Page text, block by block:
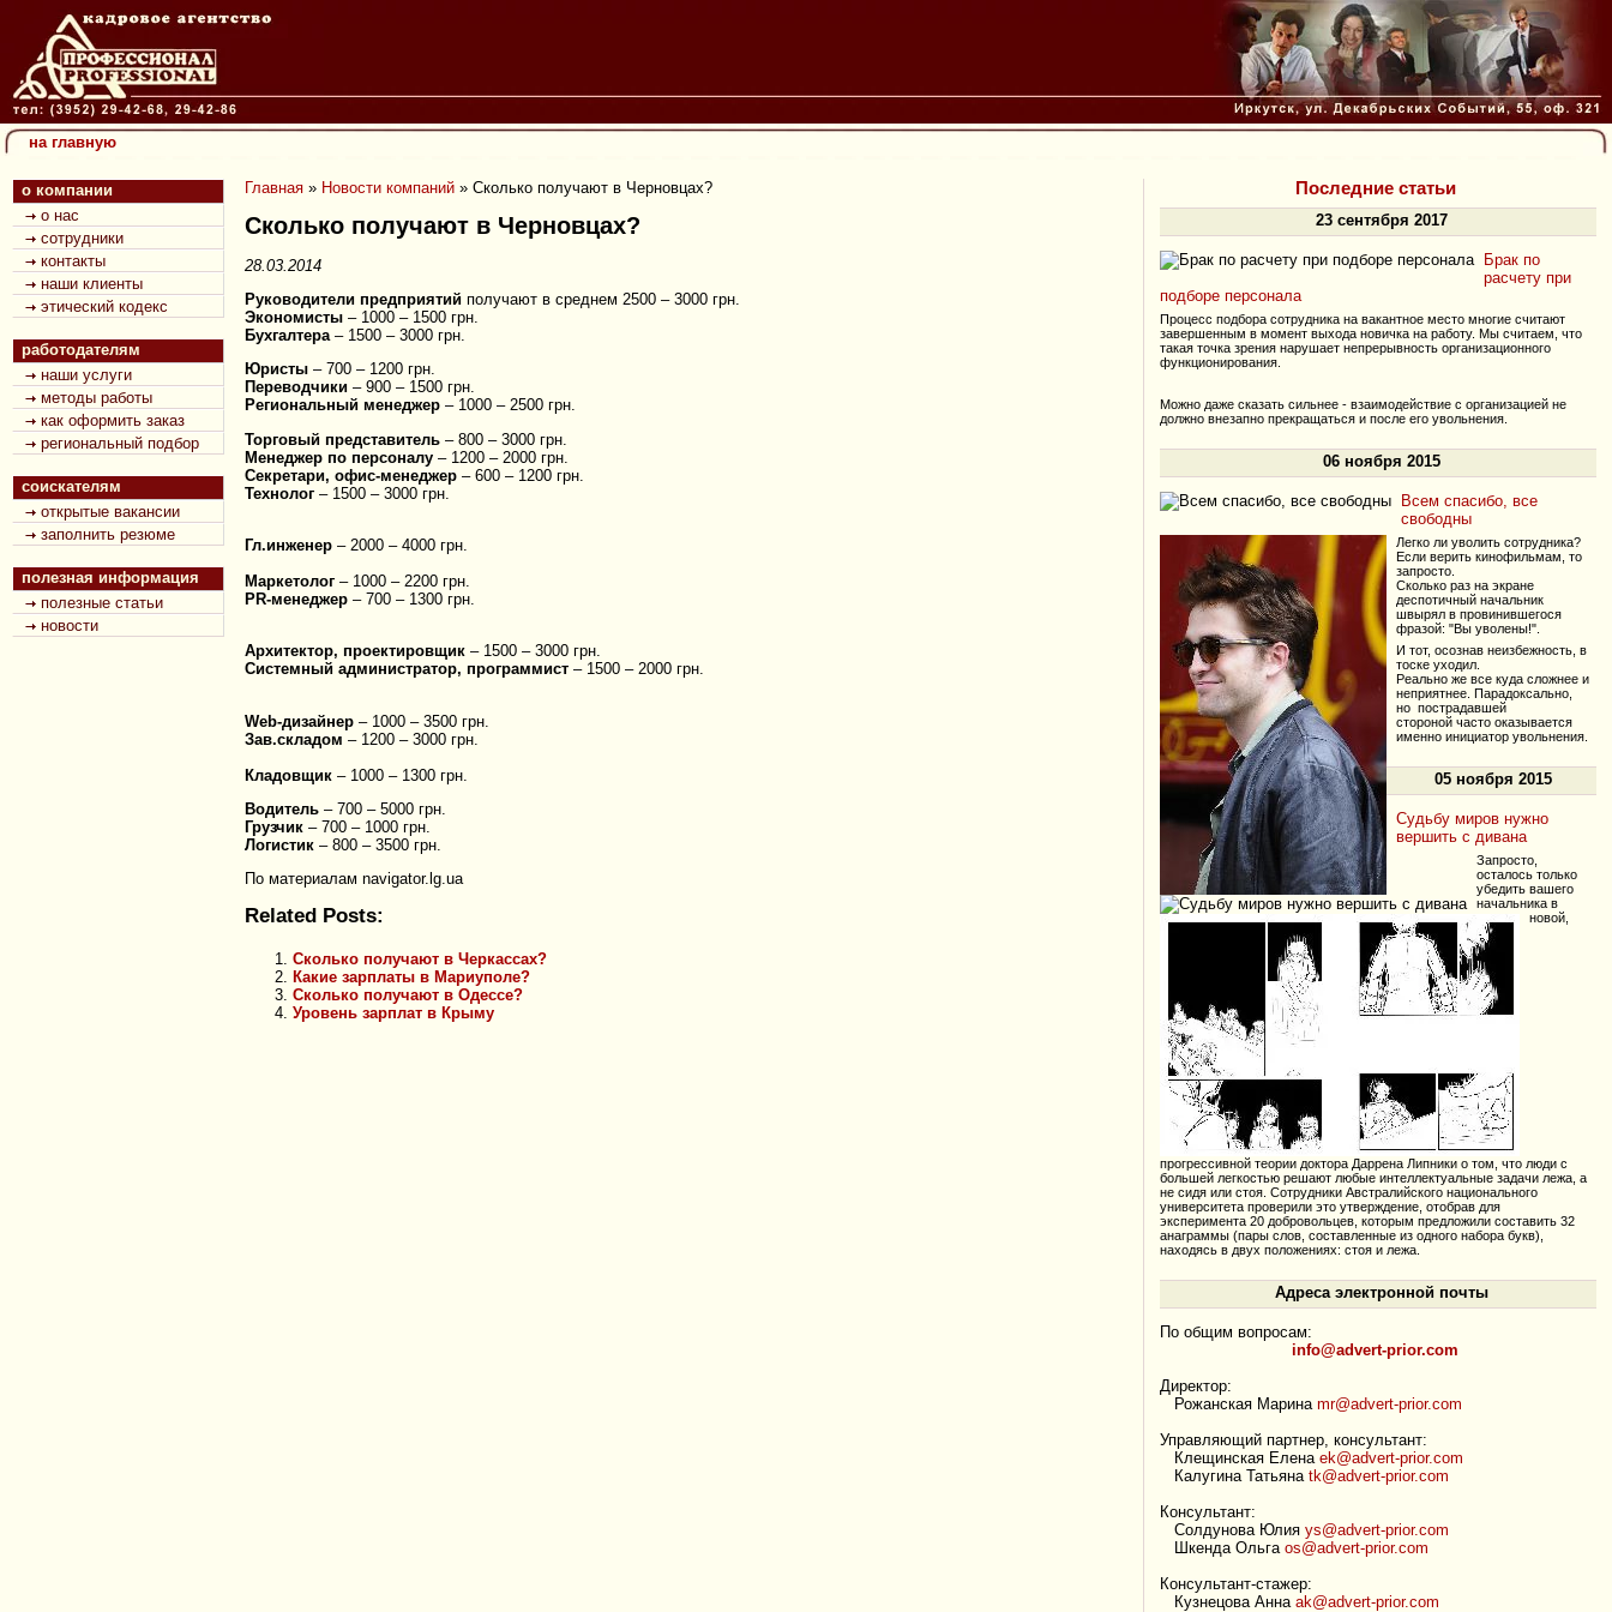
на главную
о компании
о нас
сотрудники
контакты
наши клиенты
этический кодекс
работодателям
наши услуги
методы работы
как оформить заказ
региональный подбор
соискателям
открытые вакансии
заполнить резюме
полезная информация
полезные статьи
новости
Главная» Новости компаний» Сколько получают в Черновцах?
Сколько получают в Черновцах?
28.03.2014
Руководители предприятийполучают в среднем 2500 – 3000 грн.
Экономисты– 1000 – 1500 грн.
Бухгалтера– 1500 – 3000 грн.
Юристы– 700 – 1200 грн.
Переводчики– 900 – 1500 грн.
Региональный менеджер– 1000 – 2500 грн.
Торговый представитель– 800 – 3000 грн.
Менеджер по персоналу– 1200 – 2000 грн.
Секретари, офис-менеджер– 600 – 1200 грн.
Технолог– 1500 – 3000 грн.
Гл.инженер– 2000 – 4000 грн.
Маркетолог– 1000 – 2200 грн.
PR-менеджер– 700 – 1300 грн.
Архитектор, проектировщик– 1500 – 3000 грн.
Системный администратор, программист – 1500 – 2000 грн.
Web-дизайнер– 1000 – 3500 грн.
Зав.складом – 1200 – 3000 грн.
Кладовщик– 1000 – 1300 грн.
Водитель– 700 – 5000 грн.
Грузчик– 700 – 1000 грн.
Логистик – 800 – 3500 грн.
По материалам navigator.lg.ua
Related Posts:
Сколько получают в Черкассах?
Какие зарплаты в Мариуполе?
Сколько получают в Одессе?
Уровень зарплат в Крыму
Последние статьи
23 сентября 2017
Брак по
расчету при
подборе персонала
Процесс подбора сотрудника на вакантное место многие считают
завершенным в момент выхода новичка на работу. Мы считаем, что
такая точка зрения нарушает непрерывность организационного
функционирования.
Можно даже сказать сильнее - взаимодействие с организацией не
должно внезапно прекращаться и после его увольнения.
06 ноября 2015
Всем спасибо, все
свободны
Легко ли уволить сотрудника?
Если верить кинофильмам, то
запросто.
Сколько раз на экране
деспотичный начальник
швырял в провинившегося
фразой: "Вы уволены!".
И тот, осознав неизбежность, в
тоске уходил.
Реально же все куда сложнее и
неприятнее. Парадоксально,
но пострадавшей
стороной часто оказывается
именно инициатор увольнения.
05 ноября 2015
Судьбу миров нужно
вершить с дивана
Запросто,
осталось только
убедить вашего
начальника в
новой,
прогрессивной теории доктора Даррена Липники о том, что люди с
большей легкостью решают любые интеллектуальные задачи лежа, а
не сидя или стоя. Сотрудники Австралийского национального
университета проверили это утверждение, отобрав для
эксперимента 20 добровольцев, которым предложили составить 32
анаграммы (пары слов, составленные из одного набора букв),
находясь в двух положениях: стоя и лежа.
Адреса электронной почты
По общим вопросам:
info@advert-prior.com
Директор:
Рожанская Маринаmr@advert-prior.com
Управляющий партнер, консультант:
Клещинская Еленаek@advert-prior.com
Калугина Татьянаtk@advert-prior.com
Консультант:
Солдунова Юлияys@advert-prior.com
Шкенда Ольгаos@advert-prior.com
Консультант-стажер:
Кузнецова Аннаak@advert-prior.com